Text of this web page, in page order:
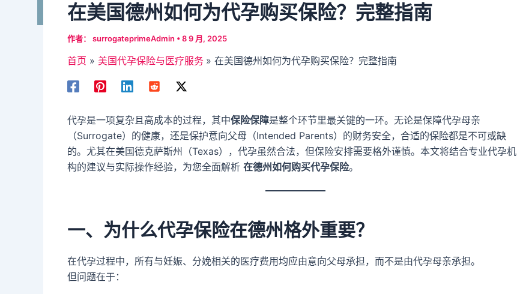
在美国德州如何为代孕购买保险？完整指南
作者： surrogateprimeAdmin •8 9 月, 2025
首页 美国代孕保险与医疗服务 在美国德州如何为代孕购买保险？完整指南
代孕是一项复杂且高成本的过程，其中保险保障是整个环节里最关键的一环。无论是保障代孕母亲
（Surrogate）的健康，还是保护意向父母（Intended Parents）的财务安全，合适的保险都是不可或缺
的。尤其在美国德克萨斯州（Texas），代孕虽然合法，但保险安排需要格外谨慎。本文将结合专业代孕机
构的建议与实际操作经验，为您全面解析 在德州如何购买代孕保险。
一、为什么代孕保险在德州格外重要？
在代孕过程中，所有与妊娠、分娩相关的医疗费用均应由意向父母承担，而不是由代孕母亲承担。
但问题在于：